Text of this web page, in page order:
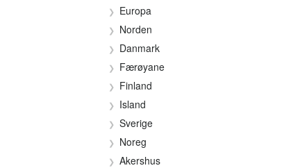
Europa
Norden
Danmark
Færøyane
Finland
Island
Sverige
Noreg
Akershus